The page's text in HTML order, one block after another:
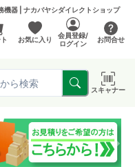
機器 | ナカバヤシダイレクトショップ
お気に入り
会員登録/
ログイン
お問合せ
スキャナー